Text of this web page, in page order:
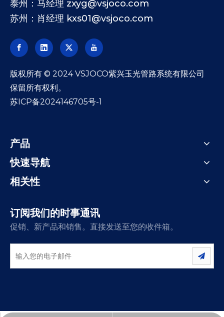
泰州：马经理 zxyg@vsjoco.com
苏州：肖经理 kxs01@vsjoco.com
​版权所有 © 2024 VSJOCO紫兴玉光管路系统有限公司
保留所有权利。
苏ICP备2024146705号-1
产品
快速导航
相关性
订阅我们的时事通讯
促销、新产品和销售。直接发送至您的收件箱。